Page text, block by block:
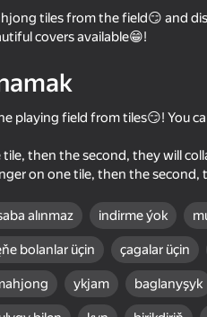
18+
Bottle
41
Become the
42
tiles from the field😏 and
covers available😁!
playing field from tiles😏! You
tile, then the second, they will
on one tile, then the second,
alınmaz indirme ýok
bolanlar üçin çagalar üçin
ykjam baglanyşyk